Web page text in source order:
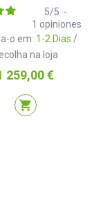
o em: 1-2 Dias /
na loja
5/5 -
1 opiniones
259,00 €
shopping_cart